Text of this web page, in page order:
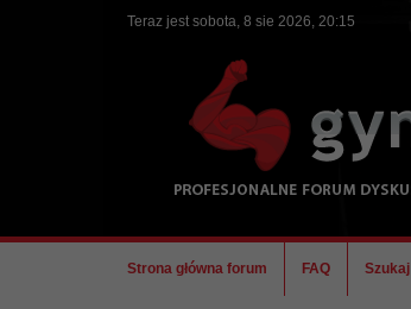
Teraz jest sobota, 8 sie 2026, 20:15
Strona główna forum FAQ Szukaj